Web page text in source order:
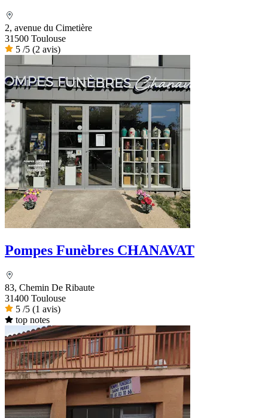
2, avenue du Cimetière
31500 Toulouse
5 /5 (2 avis)
Pompes Funèbres CHANAVAT
83, Chemin De Ribaute
31400 Toulouse
5 /5 (1 avis)
top notes